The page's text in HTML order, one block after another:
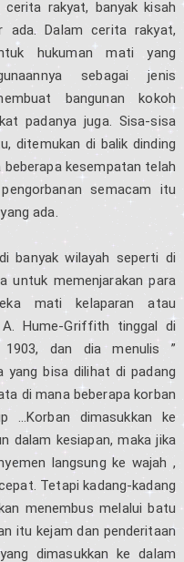
rakyat, banyak kisah
ada. Dalam cerita rakyat,
hukuman mati yang
sebagai jenis
bangunan kokoh
padanya juga. Sisa-sisa
ditemukan di balik dinding
kesempatan telah
semacam itu
ada.
banyak wilayah seperti di
untuk memenjarakan para
mati kelaparan atau
A. Hume-Griffith tinggal di
dan dia menulis ”
yang bisa dilihat di padang
di mana beberapa korban
…Korban dimasukkan ke
dalam kesiapan, maka jika
langsung ke wajah ,
Tetapi kadang-kadang
menembus melalui batu
itu kejam dan penderitaan
dimasukkan ke dalam